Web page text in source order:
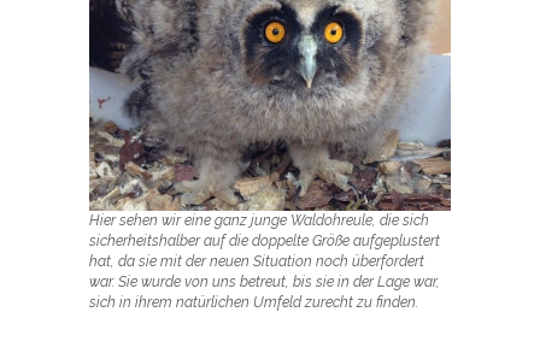
Hier sehen wir eine ganz junge Waldohreule, die sich
sicherheitshalber auf die doppelte Größe aufgeplustert
hat, da sie mit der neuen Situation noch überfordert
war. Sie wurde von uns betreut, bis sie in der Lage war,
sich in ihrem natürlichen Umfeld zurecht zu finden.